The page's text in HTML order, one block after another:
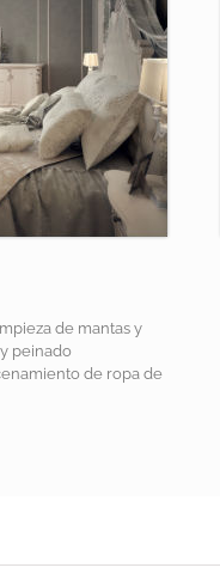
de mantas y
peinado
de ropa de